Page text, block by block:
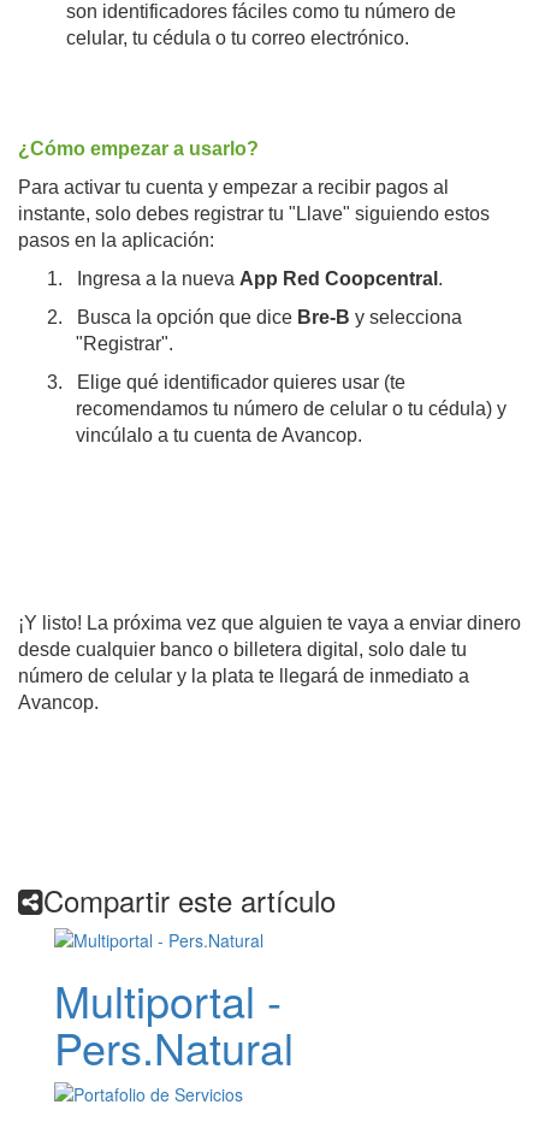
son identificadores fáciles como tu número de
celular, tu cédula o tu correo electrónico.
¿Cómo empezar a usarlo?
Para activar tu cuenta y empezar a recibir pagos al
instante, solo debes registrar tu "Llave" siguiendo estos
pasos en la aplicación:
1.
Ingresa a la nueva App Red Coopcentral .
2.
Busca la opción que dice Bre-B y selecciona
"Registrar".
3.
Elige qué identificador quieres usar (te
recomendamos tu número de celular o tu cédula) y
vincúlalo a tu cuenta de Avancop.
¡Y listo! La próxima vez que alguien te vaya a enviar dinero
desde cualquier banco o billetera digital, solo dale tu
número de celular y la plata te llegará de inmediato a
Avancop.
Compartir este artículo
Multiportal -
Pers.Natural